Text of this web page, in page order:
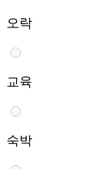
오락
교육
숙박